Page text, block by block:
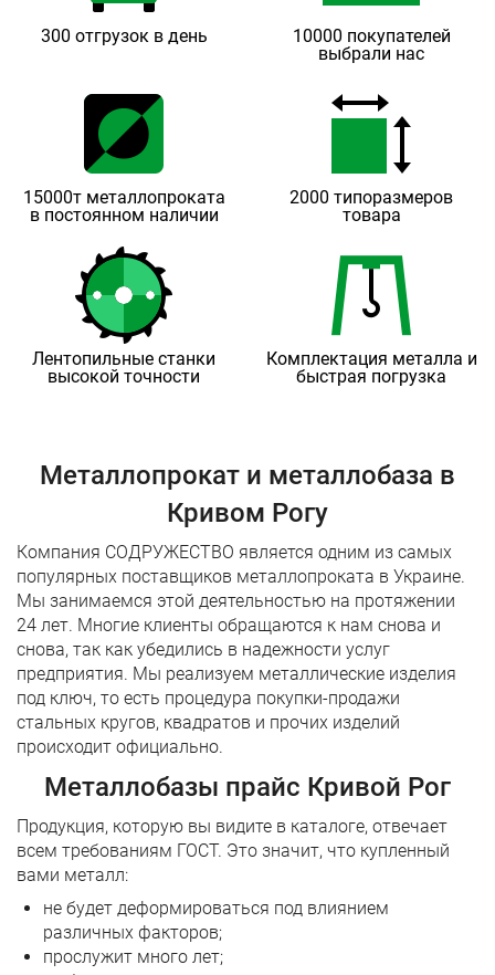
300 отгрузок в день
10000 покупателей
выбрали нас
15000т металлопроката
в постоянном наличии
2000 типоразмеров
товара
Лентопильные станки
высокой точности
Комплектация металла и
быстрая погрузка
Металлопрокат и металлобаза в
Кривом Рогу
Компания СОДРУЖЕСТВО является одним из самых
популярных поставщиков металлопроката в Украине.
Мы занимаемся этой деятельностью на протяжении
24 лет. Многие клиенты обращаются к нам снова и
снова, так как убедились в надежности услуг
предприятия. Мы реализуем металлические изделия
под ключ, то есть процедура покупки-продажи
стальных кругов, квадратов и прочих изделий
происходит официально.
Металлобазы прайс Кривой Рог
Продукция, которую вы видите в каталоге, отвечает
всем требованиям ГОСТ. Это значит, что купленный
вами металл:
не будет деформироваться под влиянием
различных факторов;
прослужит много лет;